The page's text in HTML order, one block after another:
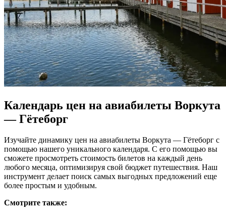
Календарь цен на авиабилеты Воркута
— Гётеборг
Изучайте динамику цен на авиабилеты Воркута — Гётеборг с
помощью нашего уникального календаря. С его помощью вы
сможете просмотреть стоимость билетов на каждый день
любого месяца, оптимизируя свой бюджет путешествия. Наш
инструмент делает поиск самых выгодных предложений еще
более простым и удобным.
Смотрите также: